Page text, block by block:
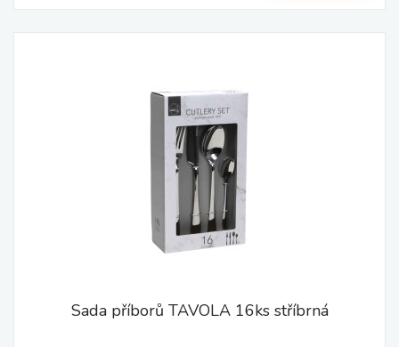
Sada příborů TAVOLA 16ks stříbrná